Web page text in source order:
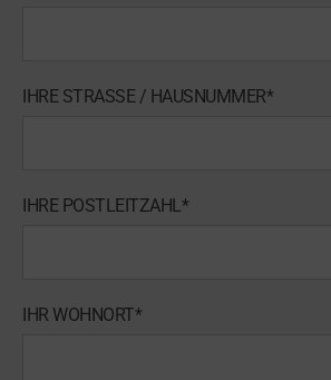
IHRE STRASSE / HAUSNUMMER*
IHRE POSTLEITZAHL*
IHR WOHNORT*